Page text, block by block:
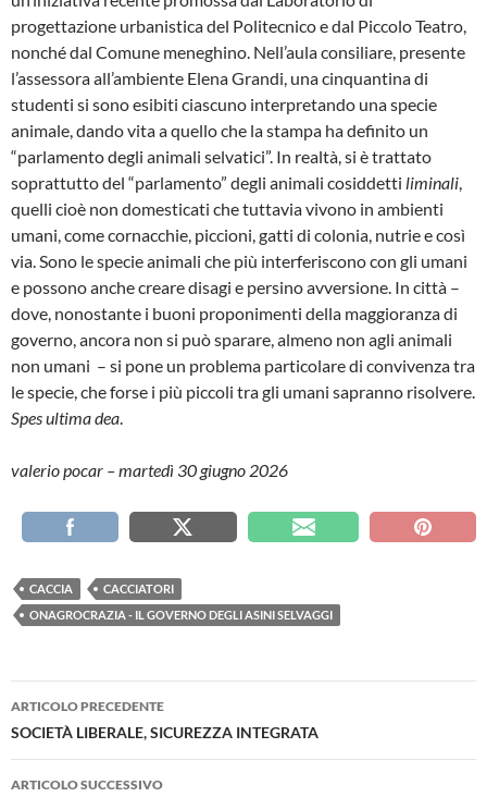
progettazione urbanistica del Politecnico e dal Piccolo Teatro,
nonché dal Comune meneghino. Nell’aula consiliare, presente
l’assessora all’ambiente Elena Grandi, una cinquantina di
studenti si sono esibiti ciascuno interpretando una specie
animale, dando vita a quello che la stampa ha definito un
“parlamento degli animali selvatici”. In realtà, si è trattato
soprattutto del “parlamento” degli animali cosiddetti liminali
quelli cioè non domesticati che tuttavia vivono in ambienti
umani, come cornacchie, piccioni, gatti di colonia, nutrie e così
via. Sono le specie animali che più interferiscono con gli umani
e possono anche creare disagi e persino avversione. In città –
dove, nonostante i buoni proponimenti della maggioranza di
governo, ancora non si può sparare, almeno non agli animali
non umani – si pone un problema particolare di convivenza tra
le specie, che forse i più piccoli tra gli umani sapranno risolvere.
Spes ultima dea
valerio pocar – martedì 30 giugno 2026
CACCIA
CACCIATORI
ONAGROCRAZIA - IL GOVERNO DEGLI ASINI SELVAGGI
Navigazione
articolo
ARTICOLO PRECEDENTE
SOCIETÀ LIBERALE, SICUREZZA INTEGRATA
ARTICOLO SUCCESSIVO